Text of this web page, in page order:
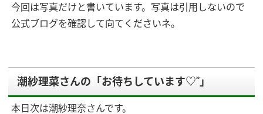
今回は写真だけと書いています。写真は引用しないので
公式ブログを確認して向てくださいネ。
潮紗理菜さんの「お待ちしています♡︎ʾʾ」
本日次は潮紗理奈さんです。